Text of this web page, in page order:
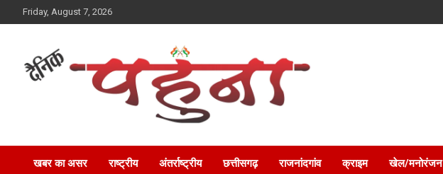
to
Friday, August 7, 2026
Dainik Pahuna
खबर का असर राष्ट्रीय अंतर्राष्ट्रीय छत्तीसगढ़ राजनांदगांव क्राइम खेल/मनोरंजन